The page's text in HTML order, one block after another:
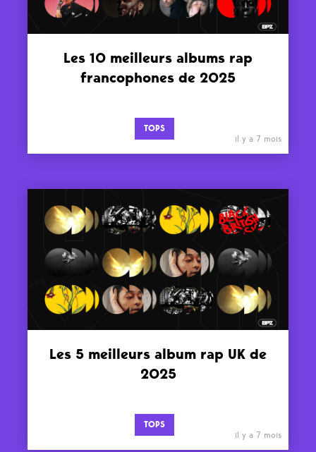
Les 10 meilleurs albums rap
francophones de 2025
TOPS
il y a 7 mois
Les 5 meilleurs album rap UK de
2025
TOPS
il y a 7 mois